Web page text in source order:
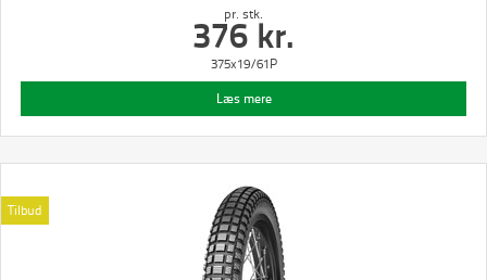
pr. stk.
376 kr.
375x19/61P
Læs mere
Tilbud